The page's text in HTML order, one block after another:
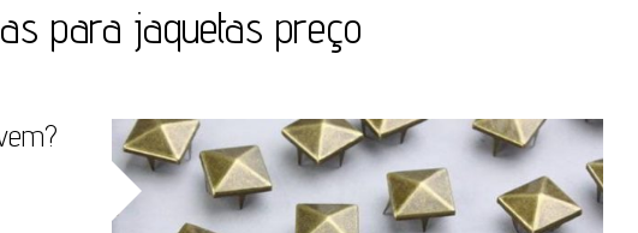
para jaquetas preço